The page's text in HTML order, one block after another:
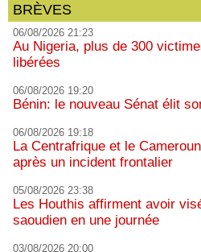
BRÈVES
06/08/2026 21:23
Au Nigeria, plus de 300
libérées
06/08/2026 19:20
Bénin: le nouveau Sénat élit
06/08/2026 19:18
La Centrafrique et le
après un incident frontalier
05/08/2026 23:38
Les Houthis affirment avoir
saoudien en une journée
03/08/2026 20:00